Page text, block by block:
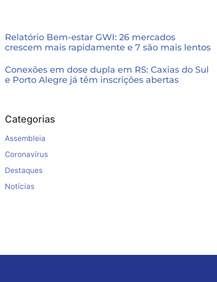
Relatório Bem-estar GWI: 26 mercados
crescem mais rapidamente e 7 são mais lentos
Conexões em dose dupla em RS: Caxias do Sul
e Porto Alegre já têm inscrições abertas
Categorias
Assembleia
Coronavírus
Destaques
Notícias